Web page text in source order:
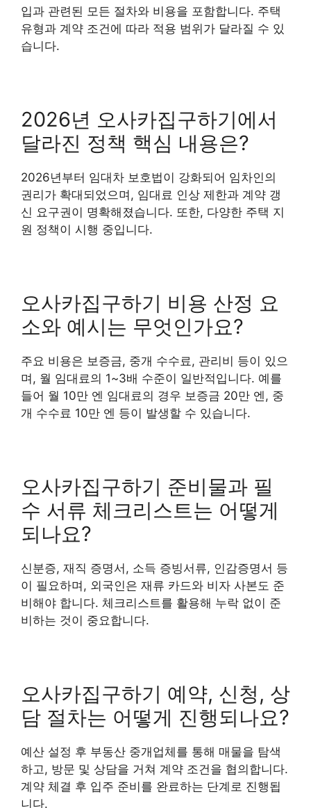
입과 관련된 모든 절차와 비용을 포함합니다. 주택
유형과 계약 조건에 따라 적용 범위가 달라질 수 있
습니다.
2026년 오사카집구하기에서
달라진 정책 핵심 내용은?
2026년부터 임대차 보호법이 강화되어 임차인의
권리가 확대되었으며, 임대료 인상 제한과 계약 갱
신 요구권이 명확해졌습니다. 또한, 다양한 주택 지
원 정책이 시행 중입니다.
오사카집구하기 비용 산정 요
소와 예시는 무엇인가요?
주요 비용은 보증금, 중개 수수료, 관리비 등이 있으
며, 월 임대료의 1~3배 수준이 일반적입니다. 예를
들어 월 10만 엔 임대료의 경우 보증금 20만 엔, 중
개 수수료 10만 엔 등이 발생할 수 있습니다.
오사카집구하기 준비물과 필
수 서류 체크리스트는 어떻게
되나요?
신분증, 재직 증명서, 소득 증빙서류, 인감증명서 등
이 필요하며, 외국인은 재류 카드와 비자 사본도 준
비해야 합니다. 체크리스트를 활용해 누락 없이 준
비하는 것이 중요합니다.
오사카집구하기 예약, 신청, 상
담 절차는 어떻게 진행되나요?
예산 설정 후 부동산 중개업체를 통해 매물을 탐색
하고, 방문 및 상담을 거쳐 계약 조건을 협의합니다.
계약 체결 후 입주 준비를 완료하는 단계로 진행됩
니다.